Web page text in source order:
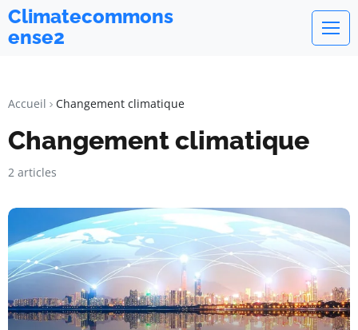
Climatecommons
ense2
Accueil Changement climatique
Changement climatique
2 articles